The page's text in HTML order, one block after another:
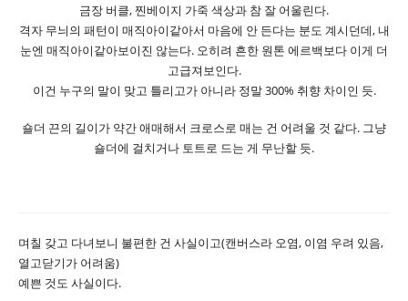
금장 버클, 찐베이지 가죽 색상과 참 잘 어울린다.
격자 무늬의 패턴이 매직아이같아서 마음에 안 든다는 분도 계시던데, 내
눈엔 매직아이같아보이진 않는다. 오히려 흔한 원톤 에르백보다 이게 더
고급져보인다.
이건 누구의 말이 맞고 틀리고가 아니라 정말 300% 취향 차이인 듯.
숄더 끈의 길이가 약간 애매해서 크로스로 매는 건 어려울 것 같다. 그냥
숄더에 걸치거나 토트로 드는 게 무난할 듯.
며칠 갖고 다녀보니 불편한 건 사실이고(캔버스라 오염, 이염 우려 있음,
열고닫기가 어려움)
예쁜 것도 사실이다.